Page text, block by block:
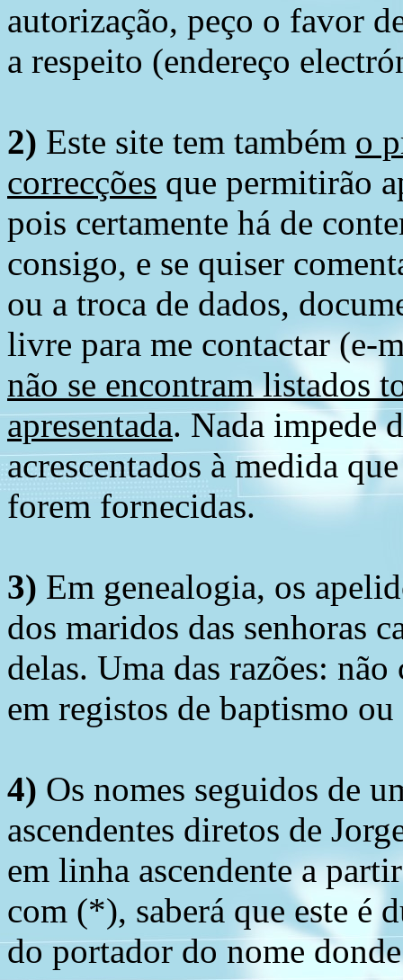
autorização, peço o favor
a respeito (endereço
2) Este site tem também o
correcções que permitirão
pois certamente há de
consigo, e se quiser
ou a troca de dados,
livre para me contactar (e-
não se encontram listados
apresentada. Nada impede
acrescentados à medida
forem fornecidas.
3) Em genealogia, os
dos maridos das senhoras
delas. Uma das razões:
em registos de baptismo
4) Os nomes seguidos de
ascendentes diretos de
em linha ascendente a
com (*), saberá que este é
do portador do nome